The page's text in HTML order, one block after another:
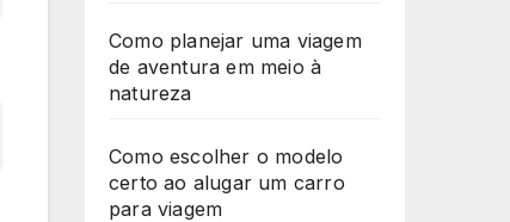
Como planejar uma viagem
de aventura em meio à
natureza
Como escolher o modelo
certo ao alugar um carro
para viagem